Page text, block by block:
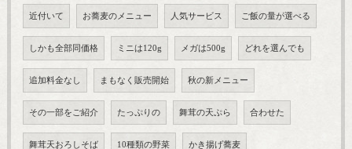
近付いて お蕎麦のメニュー 人気サービス ご飯の量が選べる
しかも全部同価格 ミニは120g メガは500g どれを選んでも
追加料金なし まもなく販売開始 秋の新メニュー
その一部をご紹介 たっぷりの 舞茸の天ぷら 合わせた
舞茸天おろしそば 10種類の野菜 かき揚げ蕎麦